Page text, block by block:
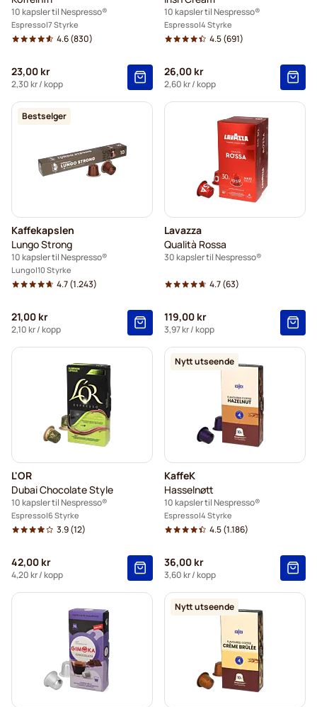
10 kapsler til Nespresso®
Espresso 7 Styrke
4.6(830)
23,00 kr
2,30 kr/ kopp
10 kapsler til Nespresso®
Espresso 4 Styrke
4.5(691)
26,00 kr
2,60 kr/ kopp
Bestselger
Kaffekapslen
Lungo Strong
10 kapsler til Nespresso®
Lungo 10 Styrke
4.7(1.243)
21,00 kr
2,10 kr/ kopp
Lavazza
Qualità Rossa
30 kapsler til Nespresso®
4.7(63)
119,00 kr
3,97 kr/ kopp
L'OR
Dubai Chocolate Style
10 kapsler til Nespresso®
Espresso 6 Styrke
3.9(12)
42,00 kr
4,20 kr/ kopp
Nytt utseende
KaffeK
Hasselnøtt
10 kapsler til Nespresso®
Espresso 4 Styrke
4.5(1.186)
36,00 kr
3,60 kr/ kopp
Nytt utseende